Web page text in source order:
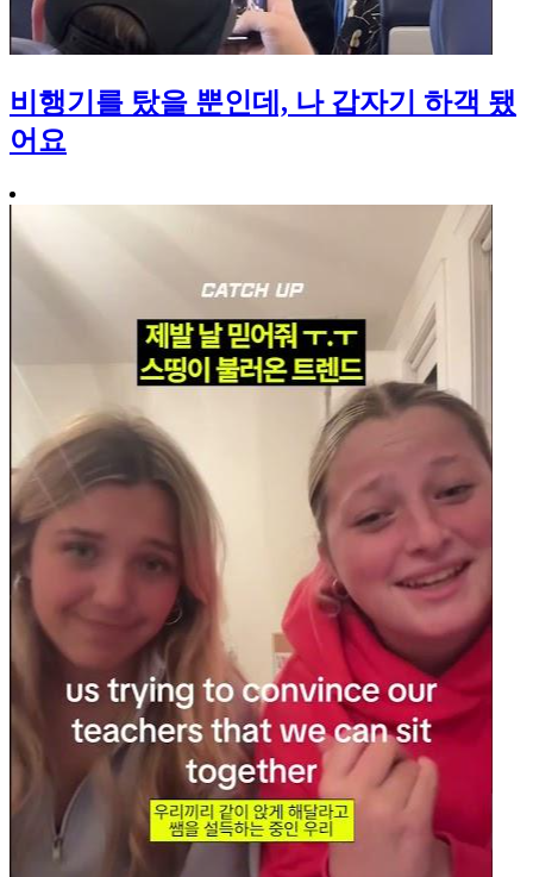
비행기를 탔을 뿐인데, 나 갑자기 하객 됐
어요